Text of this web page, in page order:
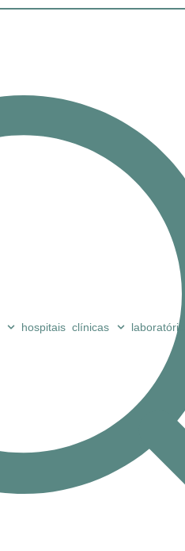
hospitais clínicas laboratórios